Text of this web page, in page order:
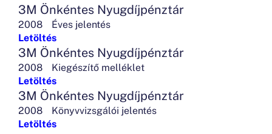
3M Önkéntes Nyugdíjpénztár
2008
Éves jelentés
Letöltés
3M Önkéntes Nyugdíjpénztár
2008
Kiegészítő melléklet
Letöltés
3M Önkéntes Nyugdíjpénztár
2008
Könyvvizsgálói jelentés
Letöltés